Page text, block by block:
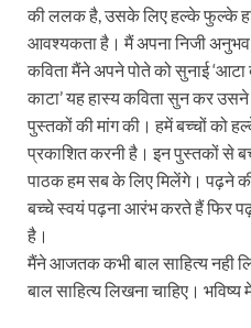
की ललक है, उसके लिए हल्के फुल्के
आवश्यकता है। मैं अपना निजी अनुभव
कविता मैंने अपने पोते को सुनाई ‘आटा
काटा’ यह हास्य कविता सुन कर
पुस्तकों की मांग की। हमें बच्चों को
प्रकाशित करनी है। इन पुस्तकों से
पाठक हम सब के लिए मिलेंगे। पढ़ने
बच्चे स्वयं पढ़ना आरंभ करते हैं फिर
है।
मैंने आजतक कभी बाल साहित्य नही
बाल साहित्य लिखना चाहिए।